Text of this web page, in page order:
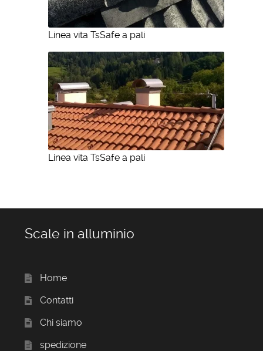
Linea vita TsSafe a pali
Linea vita TsSafe a pali
Scale in alluminio
Home
Contatti
Chi siamo
spedizione